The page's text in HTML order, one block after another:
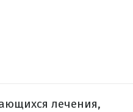
лечения,